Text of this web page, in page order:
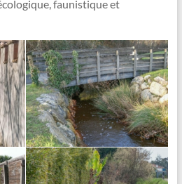
faunistique et